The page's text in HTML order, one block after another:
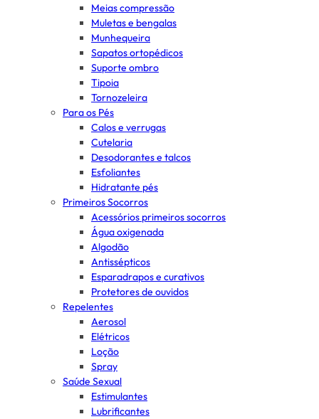
Meias compressão
Muletas e bengalas
Munhequeira
Sapatos ortopédicos
Suporte ombro
Tipoia
Tornozeleira
Para os Pés
Calos e verrugas
Cutelaria
Desodorantes e talcos
Esfoliantes
Hidratante pés
Primeiros Socorros
Acessórios primeiros socorros
Água oxigenada
Algodão
Antissépticos
Esparadrapos e curativos
Protetores de ouvidos
Repelentes
Aerosol
Elétricos
Loção
Spray
Saúde Sexual
Estimulantes
Lubrificantes